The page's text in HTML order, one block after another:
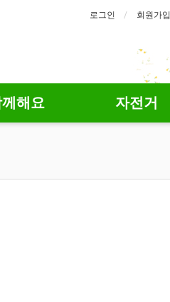
로그인 회원가입
해요 자전거